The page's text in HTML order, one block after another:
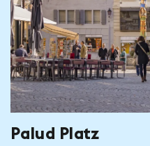
Palud Platz